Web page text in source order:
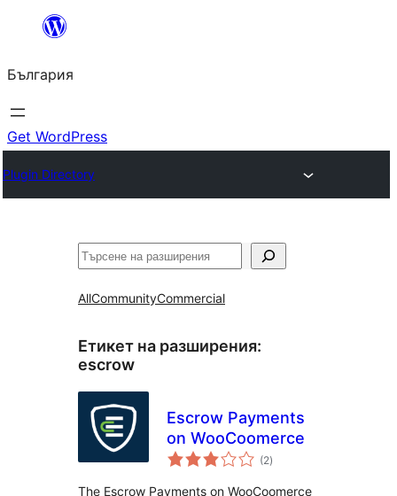
България
Get WordPress
Plugin Directory
Търсене
AllCommunityCommercial
Етикет на разширения:
escrow
Escrow Payments
on WooCoomerce
(2общо
оценки
)
The Escrow Payments on WooCoomerce